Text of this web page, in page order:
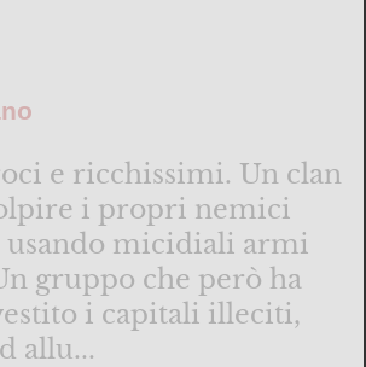
e ricchissimi. Un clan
i propri nemici
usando micidiali armi
gruppo che però ha
i capitali illeciti,
allu...